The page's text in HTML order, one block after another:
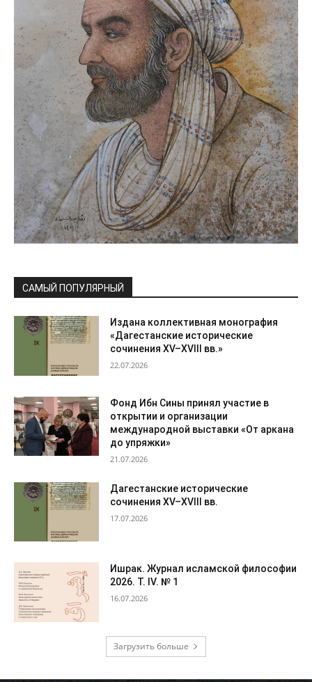
САМЫЙ ПОПУЛЯРНЫЙ
Издана коллективная монография
«Дагестанские исторические
сочинения XV–XVIII вв.»
22.07.2026
Фонд Ибн Сины принял участие в
открытии и организации
международной выставки «От аркана
до упряжки»
21.07.2026
Дагестанские исторические
сочинения XV–XVIII вв.
17.07.2026
Ишрак. Журнал исламской философии
2026. Т. IV. № 1
16.07.2026
Загрузить больше